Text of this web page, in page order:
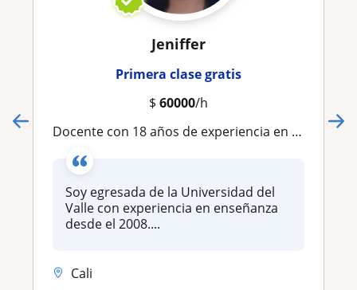
Jeniffer
Primera clase gratis
$ 60000/h
Docente con 18 años de experiencia en docencia (niños, adolescentes y adultos)
Soy egresada de la Universidad del
Valle con experiencia en enseñanza
desde el 2008....
Cali